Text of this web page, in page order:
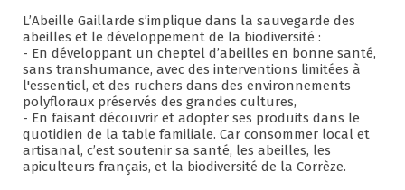
L’Abeille Gaillarde s’implique dans la sauvegarde des
abeilles et le développement de la biodiversité :
- En développant un cheptel d’abeilles en bonne santé,
sans transhumance, avec des interventions limitées à
l'essentiel, et des ruchers dans des environnements
polyfloraux préservés des grandes cultures,
- En faisant découvrir et adopter ses produits dans le
quotidien de la table familiale. Car consommer local et
artisanal, c’est soutenir sa santé, les abeilles, les
apiculteurs français, et la biodiversité de la Corrèze.